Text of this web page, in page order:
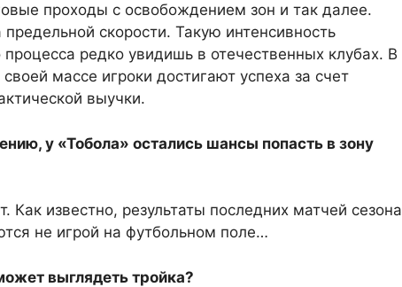
проходы с освобождением зон и так далее.
скорости. Такую интенсивность
процесса редко увидишь в отечественных клубах. В
массе игроки достигают успеха за счет
выучки.
у «Тобола» остались шансы попасть в зону
Как известно, результаты последних матчей сезона
не игрой на футбольном поле…
выглядеть тройка?